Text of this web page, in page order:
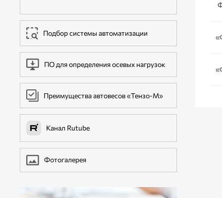
Подбор системы автоматизации
ПО для определения осевых нагрузок
Преимущества автовесов «Тензо-М»
Канал Rutube
Фотогалерея